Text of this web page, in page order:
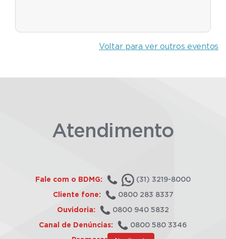
Voltar para ver outros eventos
Atendimento
Fale com o BDMG: (31) 3219-8000
Cliente fone: 0800 283 8337
Ouvidoria: 0800 940 5832
Canal de Denúncias: 0800 580 3346